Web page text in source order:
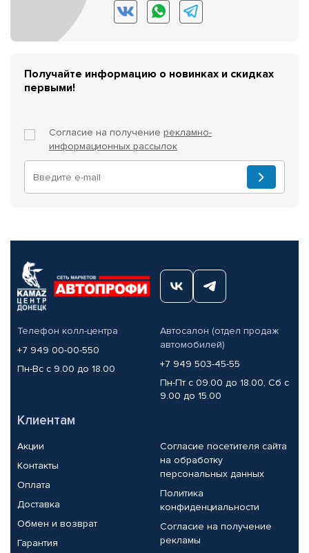
Получайте информацию о новинках и скидках
первыми!
Согласие на получение рекламно-
информационных рассылок
Телефон колл-центра
+7 949 00-00-550
Пн-Вс с 9.00 до 18.00
Автосалон (отдел продаж
автомобилей)
+7 949 503-45-55
Пн-Пт с 09.00 до 18.00, Сб с
9.00 до 15.00
Клиентам
Акции
Контакты
Оплата
Доставка
Обмен и возврат
Гарантия
Согласие посетителя сайта
на обработку
персональных данных
Политика
конфиденциальности
Согласие на получение
рекламы